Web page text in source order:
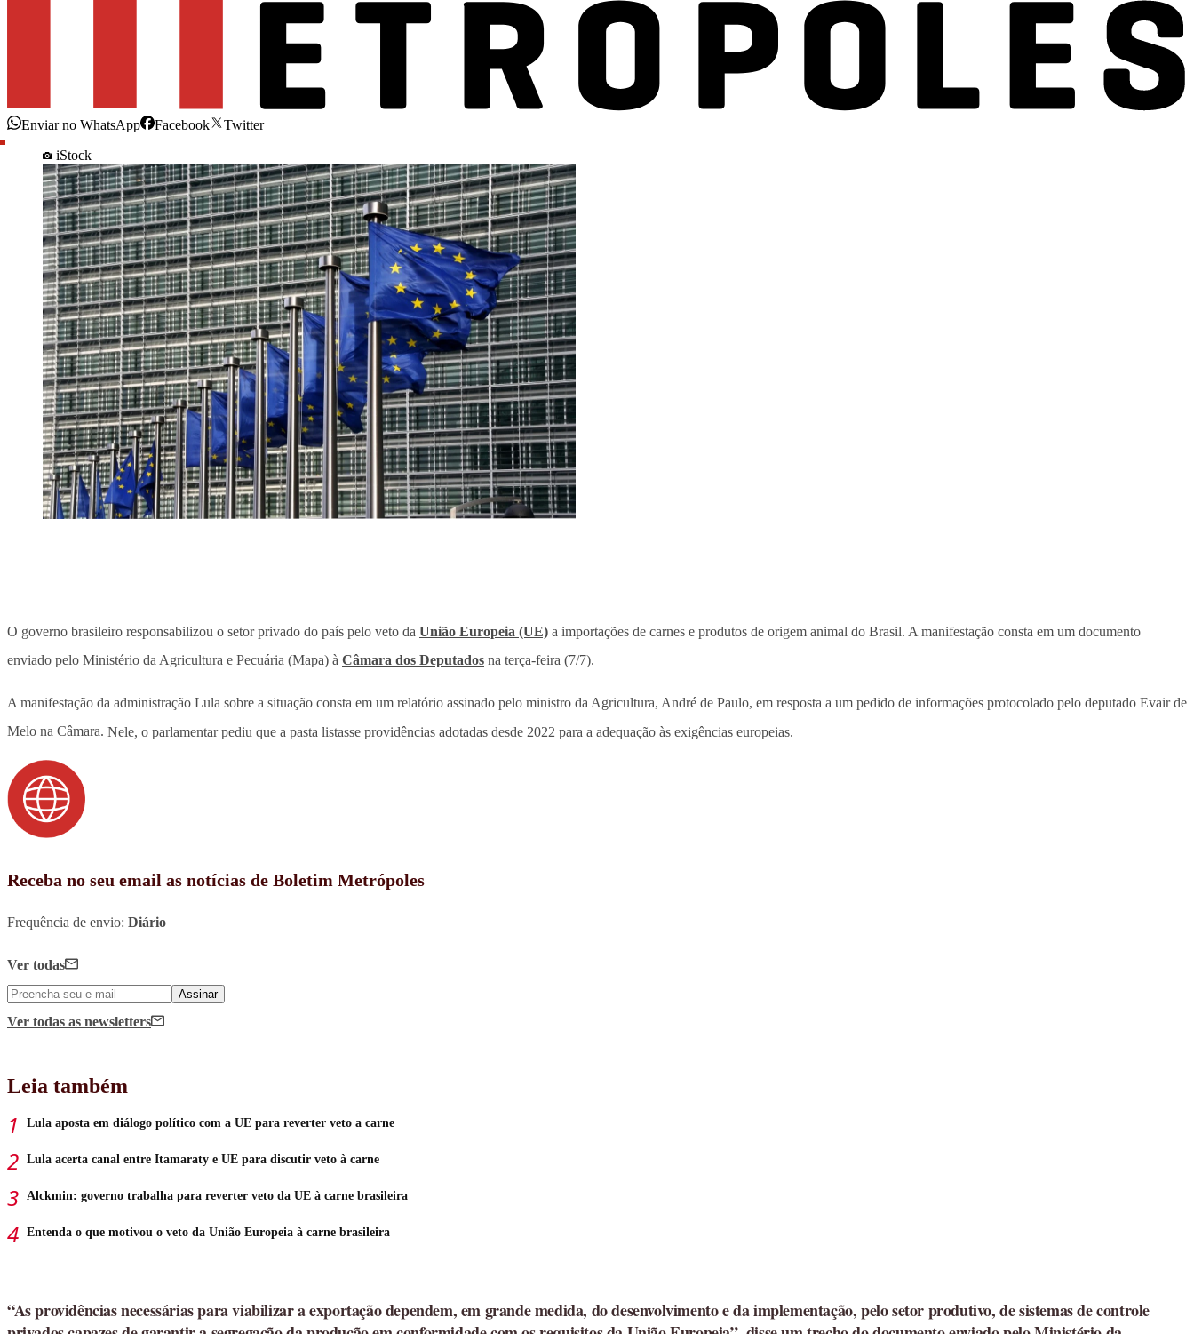
Enviar no WhatsApp Facebook
Twitter
iStock
O governo brasileiro responsabilizou o setor privado do país pelo veto da União Europeia (UE) a importações de carnes e produtos de origem animal do Brasil. A manifestação consta em um documento
enviado pelo Ministério da Agricultura e Pecuária (Mapa) à Câmara dos Deputados na terça-feira (7/7).
A manifestação da administração Lula sobre a situação consta em um relatório assinado pelo ministro da Agricultura, André de Paulo, em resposta a um pedido de informações protocolado pelo deputado Evair de
Melo na Câmara. Nele, o parlamentar pediu que a pasta listasse providências adotadas desde 2022 para a adequação às exigências europeias.
Receba no seu email as notícias de Boletim Metrópoles
Frequência de envio: Diário
Ver todas
Assinar
Ver todas as newsletters
Leia também
Lula aposta em diálogo político com a UE para reverter veto a carne
Lula acerta canal entre Itamaraty e UE para discutir veto à carne
Alckmin: governo trabalha para reverter veto da UE à carne brasileira
Entenda o que motivou o veto da União Europeia à carne brasileira
“As providências necessárias para viabilizar a exportação dependem, em grande medida, do desenvolvimento e da implementação, pelo setor produtivo, de sistemas de controle